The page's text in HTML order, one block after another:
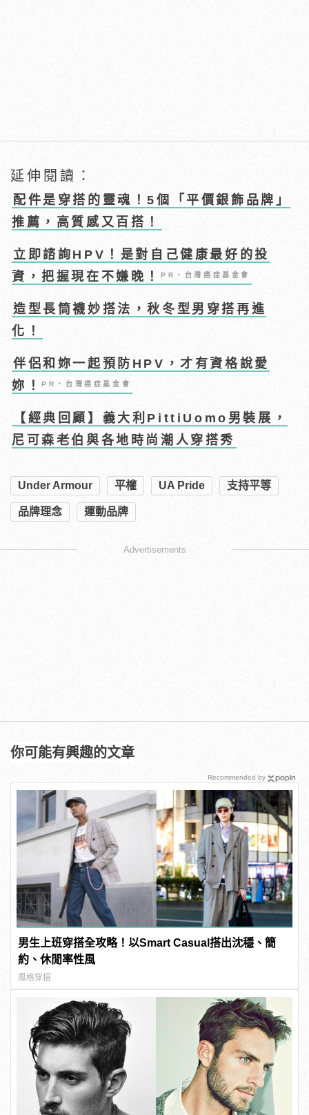
延伸閱讀：
配件是穿搭的靈魂！5個「平價銀飾品牌」
推薦，高質感又百搭！
立即諮詢HPV！是對自己健康最好的投
資，把握現在不嫌晚！PR・台灣癌症基金會
造型長筒襪妙搭法，秋冬型男穿搭再進
化！
伴侶和妳一起預防HPV，才有資格說愛
妳！PR・台灣癌症基金會
【經典回顧】義大利PittiUomo男裝展，
尼可森老伯與各地時尚潮人穿搭秀
Under Armour 平權 UA Pride 支持平等
品牌理念 運動品牌
Advertisements
你可能有興趣的文章
男生上班穿搭全攻略！以Smart Casual搭出沈穩、簡
約、休閒率性風
風格穿搭
Recommended by